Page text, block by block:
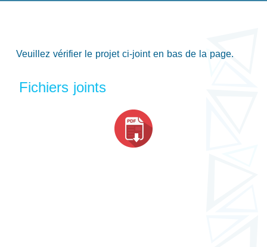
Veuillez vérifier le projet ci-joint en bas de la page.
Fichiers joints